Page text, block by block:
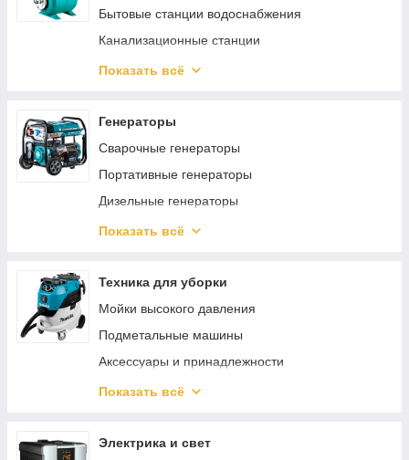
Пневмопистолеты
Наборы пневмоинструмента
Пневмодрели
Пневматические заклепочники
Пневмошуруповерты
Хоппер ковши
Пневмоотвертки
Пневмоножницы и пилы
Пневматические лобзики
Бытовые станции водоснабжения
Канализационные станции
Мотопомпы
Общепромышленные насосы
Бытовые поверхностные насосы
Автоматика для насосов
Циркуляционные насосы
Показать всё
Генераторы
Сварочные генераторы
Портативные генераторы
Дизельные генераторы
Комплектующие для генераторов
Показать всё
Техника для уборки
Мойки высокого давления
Подметальные машины
Аксессуары и принадлежности
Пылесосы
Очистители окон
Показать всё
Электрика и свет